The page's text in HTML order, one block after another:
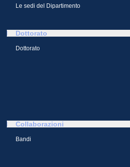
Le sedi del Dipartimento
Dottorato
Dottorato
Collaborazioni
Bandi